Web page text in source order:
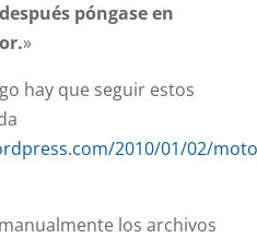
póngase en
»
hay que seguir estos
2010/01/02/
los archivos